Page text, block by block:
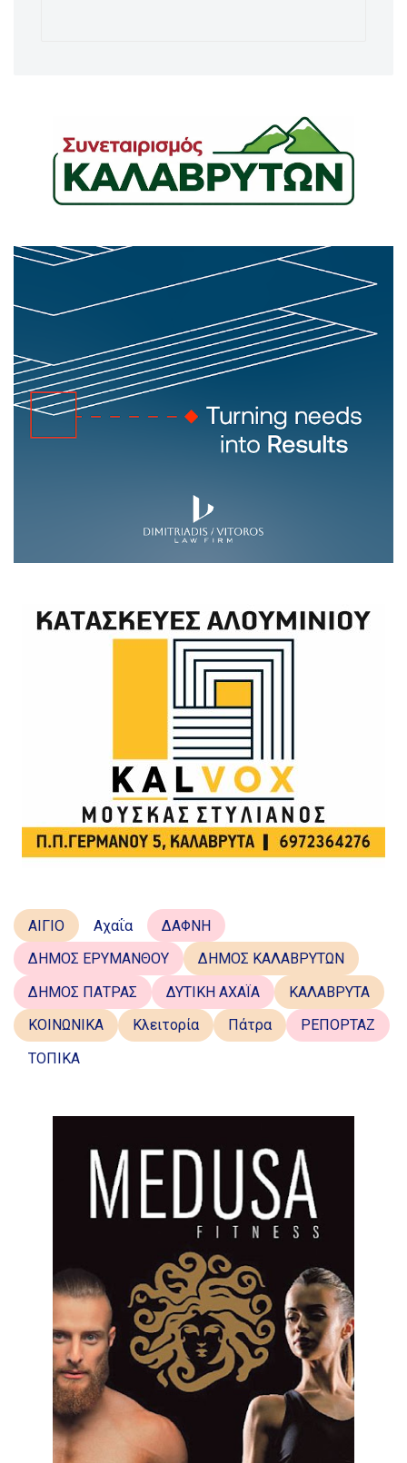
ΑΙΓΙΟ Αχαΐα
ΔΑΦΝΗ
ΔΗΜΟΣ ΕΡΥΜΑΝΘΟΥ
ΔΗΜΟΣ ΚΑΛΑΒΡΥΤΩΝ
ΔΗΜΟΣ ΠΑΤΡΑΣ
ΔΥΤΙΚΗ ΑΧΑΪΑ
ΚΑΛΑΒΡΥΤΑ
ΚΟΙΝΩΝΙΚΑ
Κλειτορία Πάτρα
ΡΕΠΟΡΤΑΖ
ΤΟΠΙΚΑ